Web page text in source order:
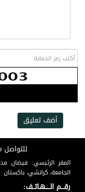
أضف تعليق
للتواصل
المقر الرئيسي: فيضان
الجامعة، كراتشي، باكستان
رقـــم الـــــهـاتــف: